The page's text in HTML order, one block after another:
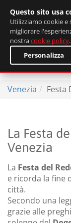
Venezia Festa
La Festa
Venezia
La Festa del
e ricorda la fine
città.
Secondo una
grazie alle
Questo sito usa
Utilizziamo cookie
migliorare
nostracookie policy.
Personalizza